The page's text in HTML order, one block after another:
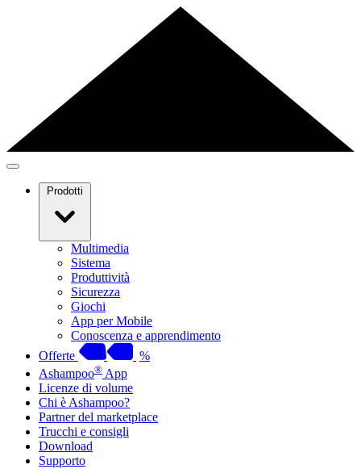
Prodotti
Multimedia
Sistema
Produttività
Sicurezza
Giochi
App per Mobile
Conoscenza e apprendimento
Offerte
%
Ashampoo® App
Licenze di volume
Chi è Ashampoo?
Partner del marketplace
Trucchi e consigli
Download
Supporto